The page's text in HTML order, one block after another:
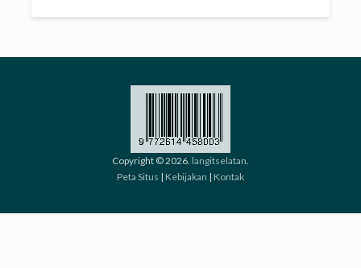
Copyright © 2026. langitselatan.
Peta Situs | Kebijakan | Kontak